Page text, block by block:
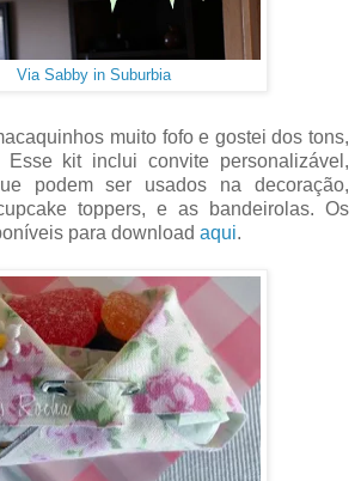
Via Sabby in Suburbia
muito fofo e gostei dos tons,
kit inclui convite personalizável,
podem ser usados na decoração,
toppers, e as bandeirolas. Os
para download aqui.